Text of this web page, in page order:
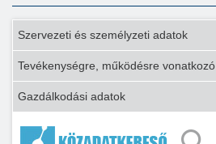
Szervezeti és személyzeti adatok
Tevékenységre, működésre vonatkozó
Gazdálkodási adatok